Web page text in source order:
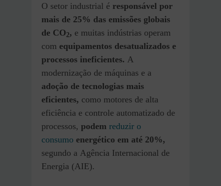
O setor industrial é responsável por
mais de 25% das emissões globais
de CO2, e muitas indústrias operam
com equipamentos desatualizados e
processos ineficientes. A
modernização de máquinas e a
adoção de tecnologias mais
eficientes, como motores de alta
eficiência e controle automatizado de
processos, podem reduzir o
consumo energético em até 20%,
segundo a Agência Internacional de
Energia (AIE).